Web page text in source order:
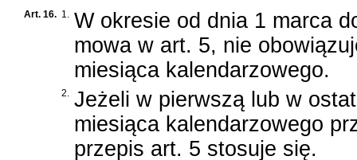
Art. 16. 1. W okresie od dnia 1 marca
mowa w art. 5, nie
miesiąca kalendarzowego.
2. Jeżeli w pierwszą lub w
miesiąca kalendarzowego
przepis art. 5 stosuje się.